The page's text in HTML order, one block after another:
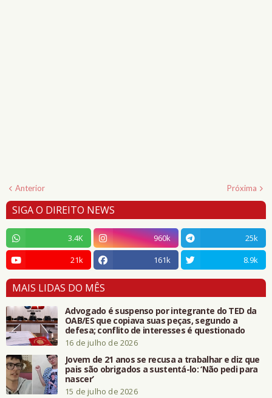
Anterior Próxima
SIGA O DIREITO NEWS
3.4K 960k
25k
21k
161k 8.9k
MAIS LIDAS DO MÊS
Advogado é suspenso por integrante do TED da
OAB/ES que copiava suas peças, segundo a
defesa; conflito de interesses é questionado
16 de julho de 2026
Jovem de 21 anos se recusa a trabalhar e diz que
pais são obrigados a sustentá-lo: ‘Não pedi para
nascer’
15 de julho de 2026